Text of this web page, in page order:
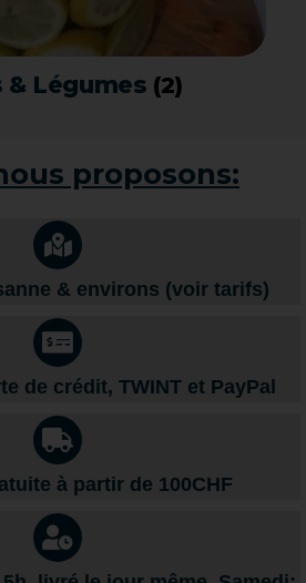
& Légumes (2)
proposons:
& environs (voir tarifs)
de crédit, TWINT et PayPal
à partir de 100CHF